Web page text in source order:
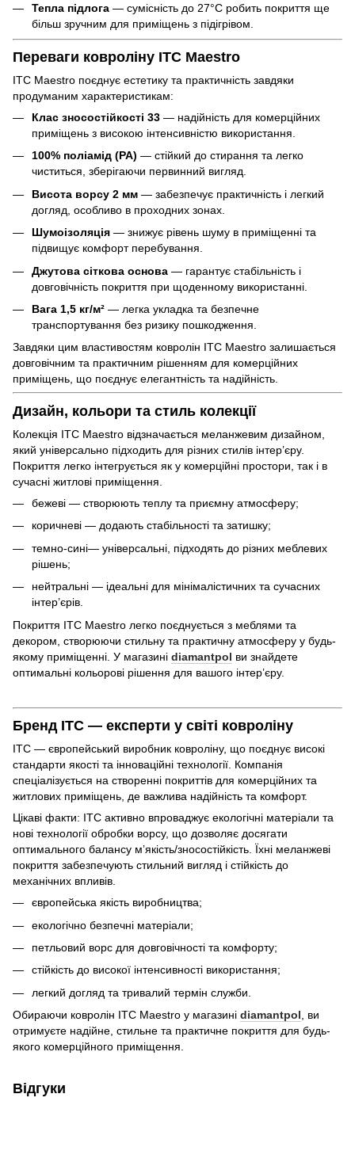
Тепла підлога — сумісність до 27°C робить покриття ще
більш зручним для приміщень з підігрівом.
Переваги ковроліну ITC Maestro
ITC Maestro поєднує естетику та практичність завдяки
продуманим характеристикам:
Клас зносостійкості 33 — надійність для комерційних
приміщень з високою інтенсивністю використання.
100% поліамід (PA) — стійкий до стирання та легко
чиститься, зберігаючи первинний вигляд.
Висота ворсу 2 мм — забезпечує практичність і легкий
догляд, особливо в проходних зонах.
Шумоізоляція — знижує рівень шуму в приміщенні та
підвищує комфорт перебування.
Джутова сіткова основа — гарантує стабільність і
довговічність покриття при щоденному використанні.
Вага 1,5 кг/м² — легка укладка та безпечне
транспортування без ризику пошкодження.
Завдяки цим властивостям ковролін ITC Maestro залишається
довговічним та практичним рішенням для комерційних
приміщень, що поєднує елегантність та надійність.
Дизайн, кольори та стиль колекції
Колекція ITC Maestro відзначається меланжевим дизайном,
який універсально підходить для різних стилів інтер’єру.
Покриття легко інтегрується як у комерційні простори, так і в
сучасні житлові приміщення.
бежеві — створюють теплу та приємну атмосферу;
коричневі — додають стабільності та затишку;
темно-сині— універсальні, підходять до різних меблевих
рішень;
нейтральні — ідеальні для мінімалістичних та сучасних
інтер’єрів.
Покриття ITC Maestro легко поєднується з меблями та
декором, створюючи стильну та практичну атмосферу у будь-
якому приміщенні. У магазині diamantpol ви знайдете
оптимальні кольорові рішення для вашого інтер’єру.
Бренд ITC — експерти у світі ковроліну
ITC — європейський виробник ковроліну, що поєднує високі
стандарти якості та інноваційні технології. Компанія
спеціалізується на створенні покриттів для комерційних та
житлових приміщень, де важлива надійність та комфорт.
Цікаві факти: ITC активно впроваджує екологічні матеріали та
нові технології обробки ворсу, що дозволяє досягати
оптимального балансу м’якість/зносостійкість. Їхні меланжеві
покриття забезпечують стильний вигляд і стійкість до
механічних впливів.
європейська якість виробництва;
екологічно безпечні матеріали;
петльовий ворс для довговічності та комфорту;
стійкість до високої інтенсивності використання;
легкий догляд та тривалий термін служби.
Обираючи ковролін ITC Maestro у магазині diamantpol , ви
отримуєте надійне, стильне та практичне покриття для будь-
якого комерційного приміщення.
Відгуки